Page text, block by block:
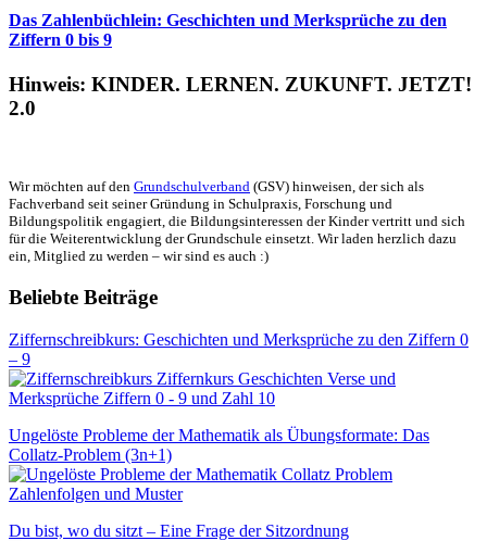
Das Zahlenbüchlein: Geschichten und Merksprüche zu den
Ziffern 0 bis 9
Hinweis: KINDER. LERNEN. ZUKUNFT. JETZT!
2.0
Wir möchten auf den Grundschulverband (GSV) hinweisen, der sich als
Fachverband seit seiner Gründung in Schulpraxis, Forschung und
Bildungspolitik engagiert, die Bildungsinteressen der Kinder vertritt und sich
für die Weiterentwicklung der Grundschule einsetzt. Wir laden herzlich dazu
ein, Mitglied zu werden – wir sind es auch :)
Beliebte Beiträge
Ziffernschreibkurs: Geschichten und Merksprüche zu den Ziffern 0
– 9
Ungelöste Probleme der Mathematik als Übungsformate: Das
Collatz-Problem (3n+1)
Du bist, wo du sitzt – Eine Frage der Sitzordnung